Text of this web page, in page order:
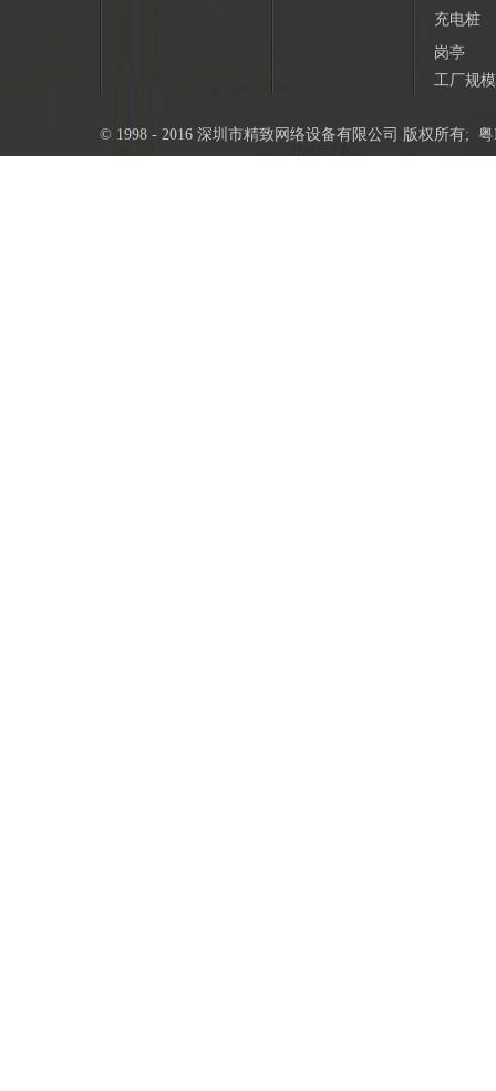
充电桩
岗亭
工厂规
© 1998 - 2016 深圳市精致网络设备有限公司 版权所有; 粤